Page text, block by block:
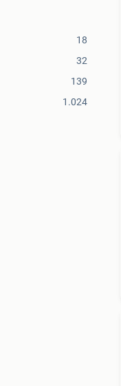
18
32
139
1.024